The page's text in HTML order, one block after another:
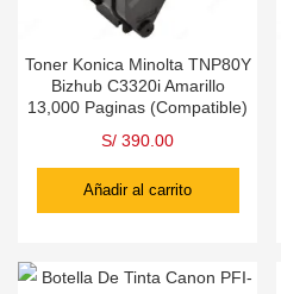
Toner Konica Minolta TNP80Y
Bizhub C3320i Amarillo
13,000 Paginas (Compatible)
S/ 390.00
Añadir al carrito